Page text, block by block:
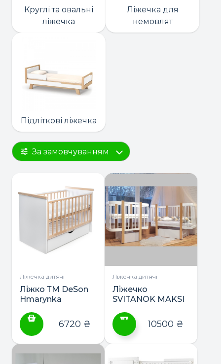
Круглі та овальні
ліжечка
Ліжечка для
немовлят
Підліткові ліжечка
За замовчуванням
Ліжечка дитячі
Ліжко ТМ DeSon
Hmarynka
шухлядою6720 ₴
Ліжечка дитячі
Ліжечко
SVITANOK MAKSI
матрас
10500 ₴